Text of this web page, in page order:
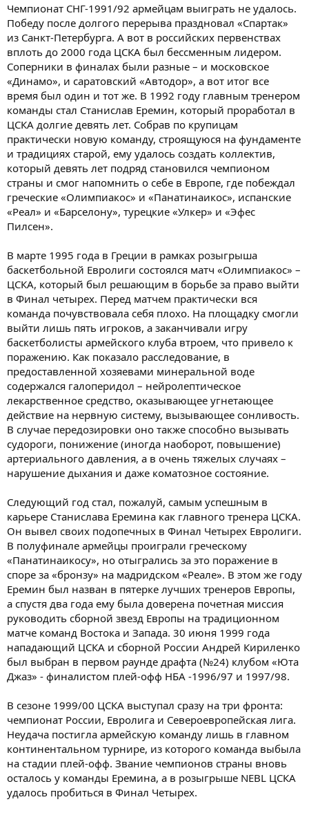
Чемпионат СНГ-1991/92 армейцам выиграть не удалось.
Победу после долгого перерыва праздновал «Спартак»
из Санкт-Петербурга. А вот в российских первенствах
вплоть до 2000 года ЦСКА был бессменным лидером.
Соперники в финалах были разные – и московское
«Динамо», и саратовский «Автодор», а вот итог все
время был один и тот же. В 1992 году главным тренером
команды стал Станислав Еремин, который проработал в
ЦСКА долгие девять лет. Собрав по крупицам
практически новую команду, строящуюся на фундаменте
и традициях старой, ему удалось создать коллектив,
который девять лет подряд становился чемпионом
страны и смог напомнить о себе в Европе, где побеждал
греческие «Олимпиакос» и «Панатинаикос», испанские
«Реал» и «Барселону», турецкие «Улкер» и «Эфес
Пилсен».
В марте 1995 года в Греции в рамках розыгрыша
баскетбольной Евролиги состоялся матч «Олимпиакос» –
ЦСКА, который был решающим в борьбе за право выйти
в Финал четырех. Перед матчем практически вся
команда почувствовала себя плохо. На площадку смогли
выйти лишь пять игроков, а заканчивали игру
баскетболисты армейского клуба втроем, что привело к
поражению. Как показало расследование, в
предоставленной хозяевами минеральной воде
содержался галоперидол – нейролептическое
лекарственное средство, оказывающее угнетающее
действие на нервную систему, вызывающее сонливость.
В случае передозировки оно также способно вызывать
судороги, понижение (иногда наоборот, повышение)
артериального давления, а в очень тяжелых случаях –
нарушение дыхания и даже коматозное состояние.
Следующий год стал, пожалуй, самым успешным в
карьере Станислава Еремина как главного тренера ЦСКА.
Он вывел своих подопечных в Финал Четырех Евролиги.
В полуфинале армейцы проиграли греческому
«Панатинаикосу», но отыгрались за это поражение в
споре за «бронзу» на мадридском «Реале». В этом же году
Еремин был назван в пятерке лучших тренеров Европы,
а спустя два года ему была доверена почетная миссия
руководить сборной звезд Европы на традиционном
матче команд Востока и Запада. 30 июня 1999 года
нападающий ЦСКА и сборной России Андрей Кириленко
был выбран в первом раунде драфта (№24) клубом «Юта
Джаз» - финалистом плей-офф НБА -1996/97 и 1997/98.
В сезоне 1999/00 ЦСКА выступал сразу на три фронта:
чемпионат России, Евролига и Североевропейская лига.
Неудача постигла армейскую команду лишь в главном
континентальном турнире, из которого команда выбыла
на стадии плей-офф. Звание чемпионов страны вновь
осталось у команды Еремина, а в розыгрыше NEBL ЦСКА
удалось пробиться в Финал Четыреx.